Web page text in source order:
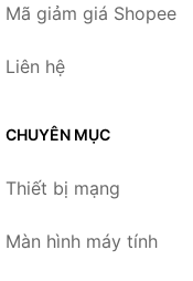
Mã giảm giá Shopee
Liên hệ
CHUYÊN MỤC
Thiết bị mạng
Màn hình máy tính